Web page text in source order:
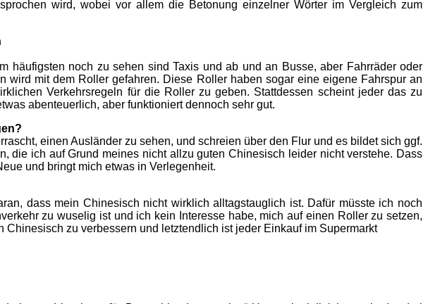
wird, wobei vor allem die Betonung einzelner Wörter im Vergleich zum
häufigsten noch zu sehen sind Taxis und ab und an Busse, aber Fahrräder oder
mit dem Roller gefahren. Diese Roller haben sogar eine eigene Fahrspur an
Verkehrsregeln für die Roller zu geben. Stattdessen scheint jeder das zu
abenteuerlich, aber funktioniert dennoch sehr gut.
einen Ausländer zu sehen, und schreien über den Flur und es bildet sich ggf.
die ich auf Grund meines nicht allzu guten Chinesisch leider nicht verstehe. Dass
und bringt mich etwas in Verlegenheit.
dass mein Chinesisch nicht wirklich alltagstauglich ist. Dafür müsste ich noch
zu wuselig ist und ich kein Interesse habe, mich auf einen Roller zu setzen,
zu verbessern und letztendlich ist jeder Einkauf im Supermarkt